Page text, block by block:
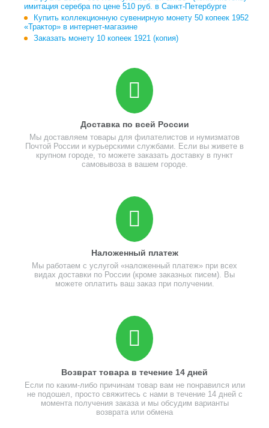
имитация серебра по цене 510 руб. в Санкт-Петербурге
Купить коллекционную сувенирную монету 50 копеек 1952
«Трактор» в интернет-магазине
Заказать монету 10 копеек 1921 (копия)
Доставка по всей России
Мы доставляем товары для филателистов и нумизматов
Почтой России и курьерскими службами. Если вы живете в
крупном городе, то можете заказать доставку в пункт
самовывоза в вашем городе.
Наложенный платеж
Мы работаем с услугой «наложенный платеж» при всех
видах доставки по России (кроме заказных писем). Вы
можете оплатить ваш заказ при получении.
Возврат товара в течение 14 дней
Если по каким-либо причинам товар вам не понравился или
не подошел, просто свяжитесь с нами в течение 14 дней с
момента получения заказа и мы обсудим варианты
возврата или обмена